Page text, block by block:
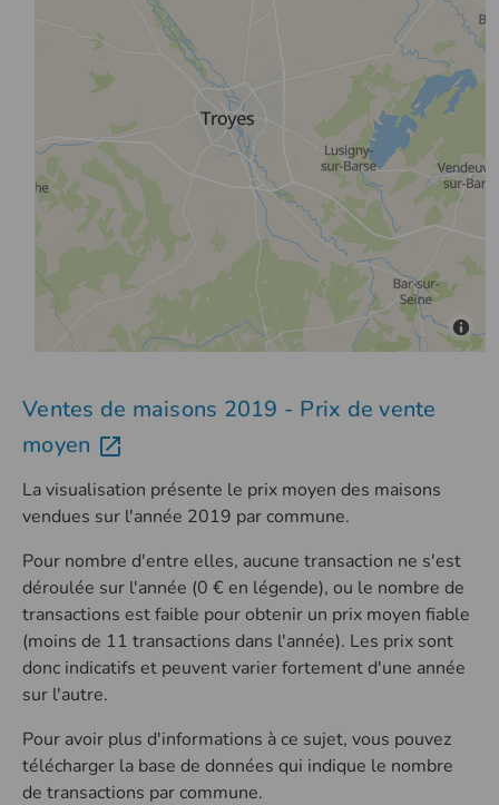
Ventes de maisons 2019 - Prix de vente
moyen
La visualisation présente le prix moyen des maisons
vendues sur l'année 2019 par commune.
Pour nombre d'entre elles, aucune transaction ne s'est
déroulée sur l'année (0 € en légende), ou le nombre de
transactions est faible pour obtenir un prix moyen fiable
(moins de 11 transactions dans l'année). Les prix sont
donc indicatifs et peuvent varier fortement d'une année
sur l'autre.
Pour avoir plus d'informations à ce sujet, vous pouvez
télécharger la base de données qui indique le nombre
de transactions par commune.